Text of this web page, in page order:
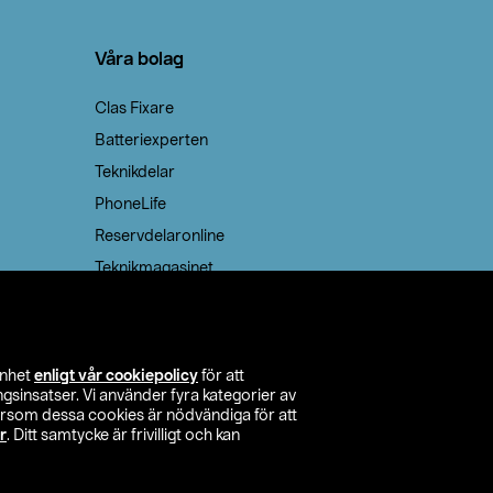
enligt vår cookiepolicy för att
Vi använder fyra kategorier av
dessa cookies är nödvändiga för att
. Ditt samtycke är frivilligt och kan
Våra bolag
Clas Fixare
Batteriexperten
Teknikdelar
PhoneLife
Reservdelaronline
Teknikmagasinet